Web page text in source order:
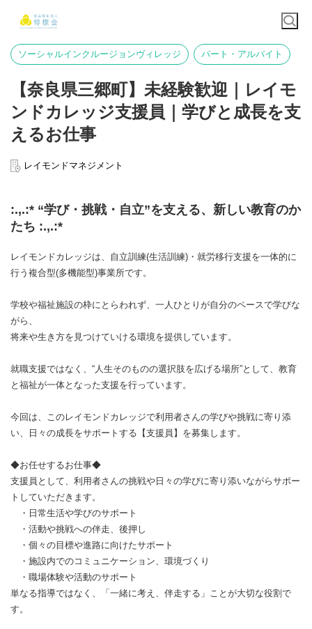
ソーシャルインクルージョンヴィレッジ パート・アルバイト
【奈良県三郷町】未経験歓迎｜レイモ
ンドカレッジ支援員｜学びと成長を支
えるお仕事
レイモンドマネジメント
:.,.:* “学び・挑戦・自立”を支える、新しい教育のか
たち :.,.:*
レイモンドカレッジは、自立訓練(生活訓練)・就労移行支援を一体的に
行う複合型(多機能型)事業所です。
学校や福祉施設の枠にとらわれず、一人ひとりが自分のペースで学びな
がら、
将来や生き方を見つけていける環境を提供しています。
就職支援ではなく、“人生そのものの選択肢を広げる場所”として、教育
と福祉が一体となった支援を行っています。
今回は、このレイモンドカレッジで利用者さんの学びや挑戦に寄り添
い、日々の成長をサポートする【支援員】を募集します。
◆お任せするお仕事◆
支援員として、利用者さんの挑戦や日々の学びに寄り添いながらサポー
トしていただきます。
・日常生活や学びのサポート
・活動や挑戦への伴走、後押し
・個々の目標や進路に向けたサポート
・施設内でのコミュニケーション、環境づくり
・職場体験や活動のサポート
単なる指導ではなく、「一緒に考え、伴走する」ことが大切な役割で
す。